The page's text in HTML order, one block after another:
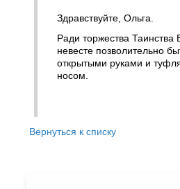
Здравствуйте, Ольга.
Ради торжества Таинства
невесте позволительно
открытыми руками и
носом.
Вернуться к списку